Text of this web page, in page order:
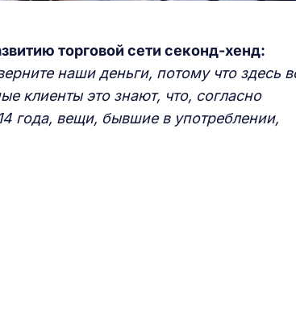
торговой сети секонд-хенд:
наши деньги, потому что здесь
клиенты это знают, что, согласно
года, вещи, бывшие в употреблении,